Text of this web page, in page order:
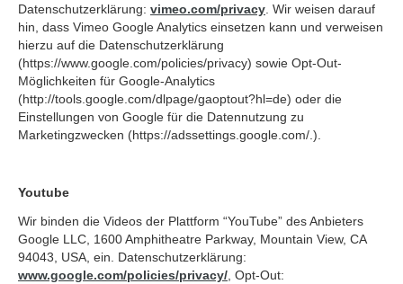
Datenschutzerklärung: vimeo.com/privacy. Wir weisen darauf
hin, dass Vimeo Google Analytics einsetzen kann und verweisen
hierzu auf die Datenschutzerklärung
(https://www.google.com/policies/privacy) sowie Opt-Out-
Möglichkeiten für Google-Analytics
(http://tools.google.com/dlpage/gaoptout?hl=de) oder die
Einstellungen von Google für die Datennutzung zu
Marketingzwecken (https://adssettings.google.com/.).
Youtube
Wir binden die Videos der Plattform “YouTube” des Anbieters
Google LLC, 1600 Amphitheatre Parkway, Mountain View, CA
94043, USA, ein. Datenschutzerklärung:
www.google.com/policies/privacy/, Opt-Out: